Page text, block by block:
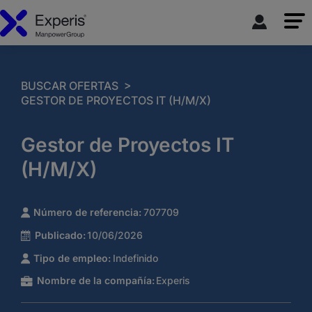
BUSCAR OFERTAS >
GESTOR DE PROYECTOS IT (H/M/X)
Gestor de Proyectos IT
(H/M/X)
Número de referencia: 707709
Publicado: 10/06/2026
Tipo de empleo: Indefinido
Nombre de la compañía: Experis